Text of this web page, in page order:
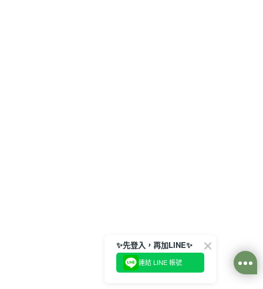
✨先登入，再加LINE✨
連結 LINE 帳號